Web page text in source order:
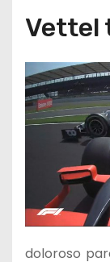
Vettel
doloroso